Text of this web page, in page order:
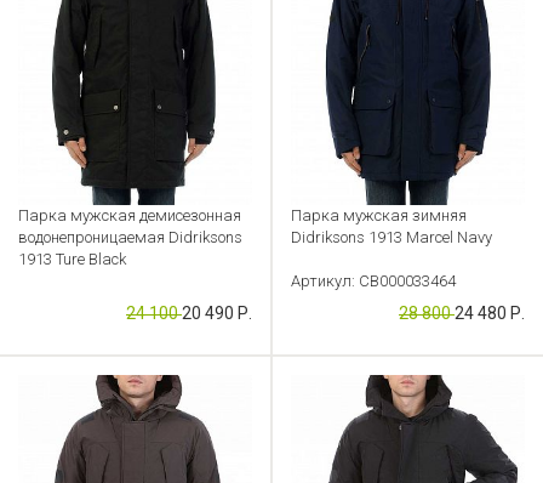
Парка мужская демисезонная
водонепроницаемая Didriksons
1913 Ture Black
Артикул: CB000033527
24 10020 490 Р.
Парка мужская зимняя
Didriksons 1913 Marcel Navy
Артикул: CB000033464
28 80024 480 Р.